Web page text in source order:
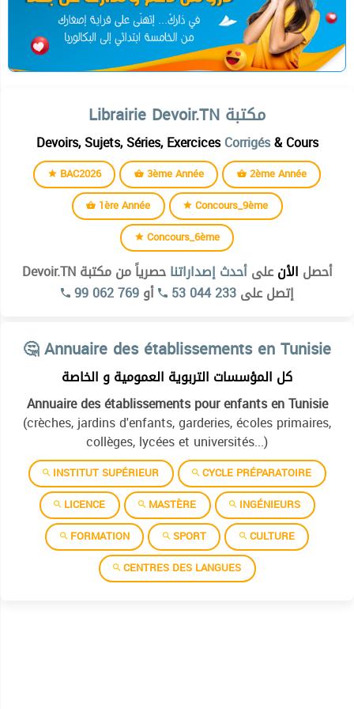
Librairie Devoir.TN مكتبة
Devoirs, Sujets, Séries, ExercicesCorrigés& Cours
BAC2026 3ème Année
2ème Année
1ère Année
Concours_9ème
Concours_6ème
أحصل الأنعلىأحدث إصداراتناحصرياً من مكتبة Devoir.TN
إتصل على53 044 233 أو99 062 769
🤔 Annuaire des établissements en Tunisie
كل المؤسسات التربوية العمومية و الخاصة
Annuaire des établissements pour enfants en Tunisie
(crèches, jardins d'enfants, garderies, écoles primaires,
collèges, lycées et universités...)
INSTITUT SUPÉRIEUR
CYCLE PRÉPARATOIRE
LICENCE
MASTÈRE
INGÉNIEURS
FORMATION
SPORT
CULTURE
CENTRES DES LANGUES
Institut superieur des etudes technologiques de beja
Institut superieur des etudes technologiques de charguia
Institut superieur des etudes technologiques de gabes
Institut superieur des etudes technologiques de gafsa
Institut superieur des etudes technologiques de jendouba